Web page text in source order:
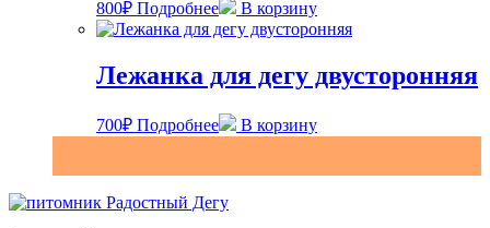
800₽ Подробнее В корзину
Лежанка для дегу двусторонняя
700₽ Подробнее В корзину